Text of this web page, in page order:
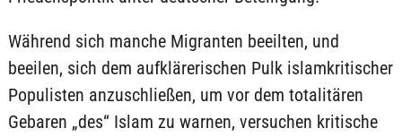
Während sich manche Migranten beeilten, und
beeilen, sich dem aufklärerischen Pulk islamkritischer
Populisten anzuschließen, um vor dem totalitären
Gebaren „des“ Islam zu warnen, versuchen kritische